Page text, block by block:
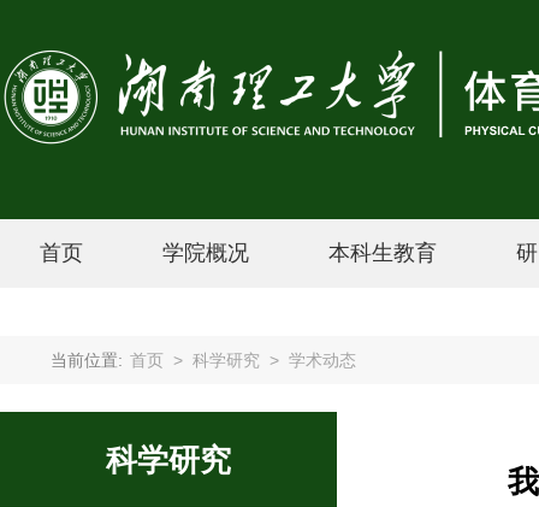
首页 学院概况 本科生教育
当前位置: 首页 > 科学研究 > 学术动态
科学研究